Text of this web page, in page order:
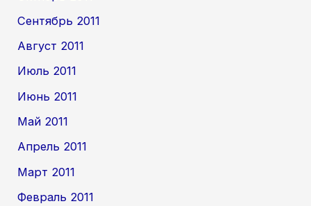
Сентябрь 2011
Август 2011
Июль 2011
Июнь 2011
Май 2011
Апрель 2011
Март 2011
Февраль 2011